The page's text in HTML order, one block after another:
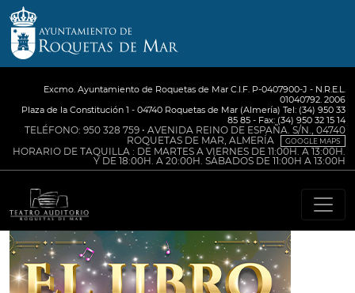
Excmo. Ayuntamiento de Roquetas de Mar C.I.F. P-0407900-J - N.R.E.L.
01040792. 2006
Plaza de la Constitución 1 - 04740 Roquetas de Mar (Almería) Tel: (34) 950 33
85 85 - Fax: (34) 950 32 15 14
TELÉFONO: 950 328 759 • AVENIDA REINO DE ESPAÑA. S/N., 04740
ROQUETAS DE MAR, ALMERÍA
GOOGLE MAPS
HORARIO DE TAQUILLA : DE MARTES A VIERNES DE 11:00H. A 13:00H.
Y DE 18:00H. A 20:00H. SÁBADOS DE 11:00H A 13:00H